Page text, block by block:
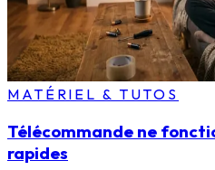
MATÉRIEL & TUTOS
Télécommande ne
rapides